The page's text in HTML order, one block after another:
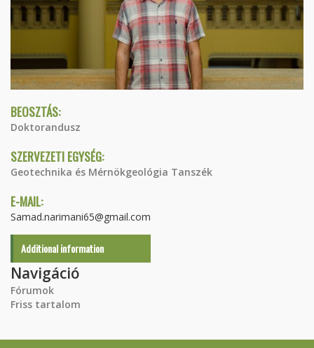
BEOSZTÁS:
Doktorandusz
SZERVEZETI EGYSÉG:
Geotechnika és Mérnökgeológia Tanszék
E-MAIL:
Samad.narimani65@gmail.com
Additional information
Navigáció
Fórumok
Friss tartalom